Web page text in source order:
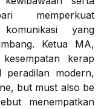
memperkuat
yang
Ketua MA,
kerap
peradilan modern,
but must also be
menempatkan